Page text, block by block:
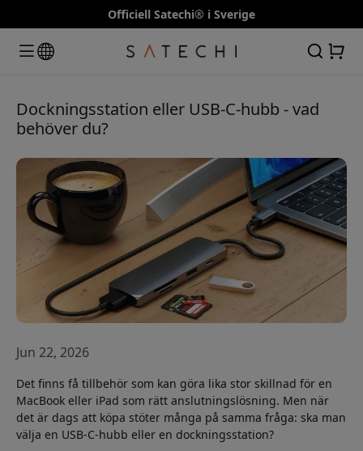
Officiell Satechi® i Sverige
Dockningsstation eller USB-C-hubb - vad
behöver du?
Jun 22, 2026
Det finns få tillbehör som kan göra lika stor skillnad för en
MacBook eller iPad som rätt anslutningslösning. Men när
det är dags att köpa stöter många på samma fråga: ska man
välja en USB-C-hubb eller en dockningsstation?